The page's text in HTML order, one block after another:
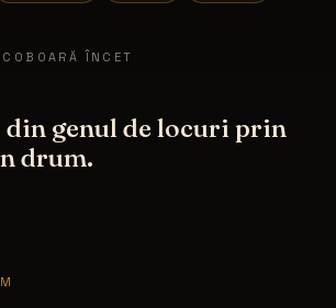
COBOARĂ ÎNCET
din genul de locuri prin
drum.